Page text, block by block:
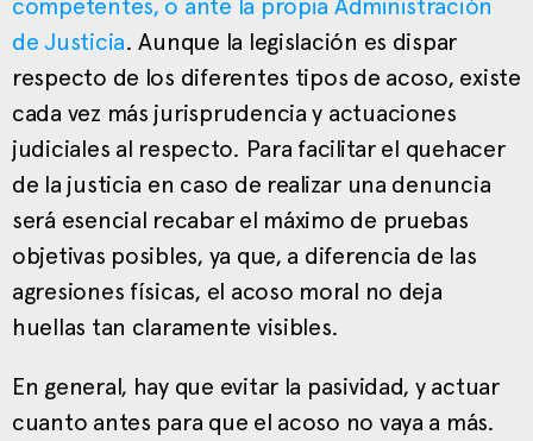
competentes, o ante la propia Administración
de Justicia. Aunque la legislación es dispar
respecto de los diferentes tipos de acoso, existe
cada vez más jurisprudencia y actuaciones
judiciales al respecto. Para facilitar el quehacer
de la justicia en caso de realizar una denuncia
será esencial recabar el máximo de pruebas
objetivas posibles, ya que, a diferencia de las
agresiones físicas, el acoso moral no deja
huellas tan claramente visibles.
En general, hay que evitar la pasividad, y actuar
cuanto antes para que el acoso no vaya a más.